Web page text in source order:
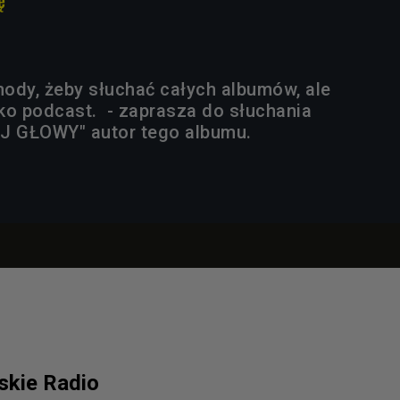
żeby słuchać całych albumów, ale
podcast. - zaprasza do słuchania
GŁOWY" autor tego albumu.
Radio